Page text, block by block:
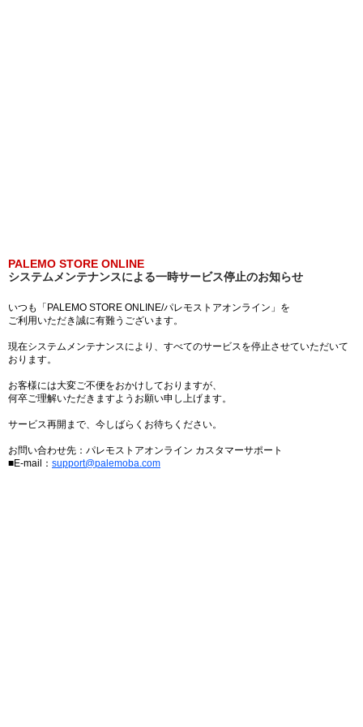
PALEMO STORE ONLINE
システムメンテナンスによる一時サービス停止のお知らせ
いつも「PALEMO STORE ONLINE/パレモストアオンライン」を
ご利用いただき誠に有難うございます。
現在システムメンテナンスにより、すべてのサービスを停止させていただいて
おります。
お客様には大変ご不便をおかけしておりますが、
何卒ご理解いただきますようお願い申し上げます。
サービス再開まで、今しばらくお待ちください。
お問い合わせ先：パレモストアオンライン カスタマーサポート
■E-mail： support@palemoba.com